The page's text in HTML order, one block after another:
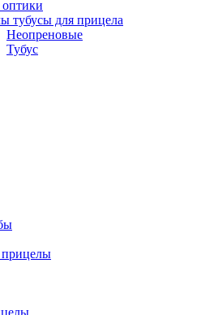
тубусы для прицела
Неопреновые
Тубус